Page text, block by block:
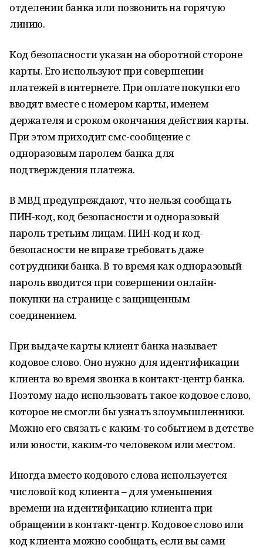
отделении банка или позвонить на горячую
линию.
Код безопасности указан на оборотной стороне
карты. Его используют при совершении
платежей в интернете. При оплате покупки его
вводят вместе с номером карты, именем
держателя и сроком окончания действия карты.
При этом приходит смс-сообщение с
одноразовым паролем банка для
подтверждения платежа.
В МВД предупреждают, что нельзя сообщать
ПИН-код, код безопасности и одноразовый
пароль третьим лицам. ПИН-код и код-
безопасности не вправе требовать даже
сотрудники банка. В то время как одноразовый
пароль вводится при совершении онлайн-
покупки на странице с защищенным
соединением.
При выдаче карты клиент банка называет
кодовое слово. Оно нужно для идентификации
клиента во время звонка в контакт-центр банка.
Поэтому надо использовать такое кодовое слово,
которое не смогли бы узнать злоумышленники.
Можно его связать с каким-то событием в детстве
или юности, каким-то человеком или местом.
Иногда вместо кодового слова используется
числовой код клиента – для уменьшения
времени на идентификацию клиента при
обращении в контакт-центр. Кодовое слово или
код клиента можно сообщать, если вы сами